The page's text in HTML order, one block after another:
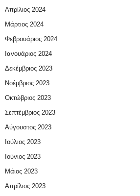
Απρίλιος 2024
Μάρτιος 2024
Φεβρουάριος 2024
Ιανουάριος 2024
Δεκέμβριος 2023
Νοέμβριος 2023
Οκτώβριος 2023
Σεπτέμβριος 2023
Αύγουστος 2023
Ιούλιος 2023
Ιούνιος 2023
Μάιος 2023
Απρίλιος 2023